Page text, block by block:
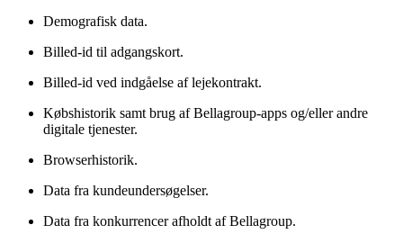
Demografisk data.
Billed-id til adgangskort.
Billed-id ved indgåelse af lejekontrakt.
Købshistorik samt brug af Bellagroup-apps og/eller andre
digitale tjenester.
Browserhistorik.
Data fra kundeundersøgelser.
Data fra konkurrencer afholdt af Bellagroup.